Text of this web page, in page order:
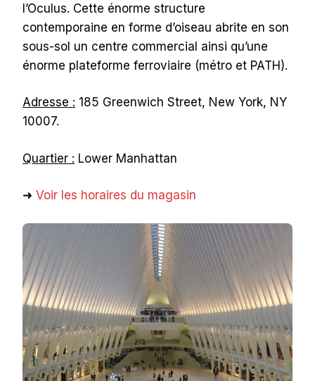
l’Oculus. Cette énorme structure
contemporaine en forme d’oiseau abrite en son
sous-sol un centre commercial ainsi qu’une
énorme plateforme ferroviaire (métro et PATH).
Adresse : 185 Greenwich Street, New York, NY
10007.
Quartier : Lower Manhattan
➜ Voir les horaires du magasin